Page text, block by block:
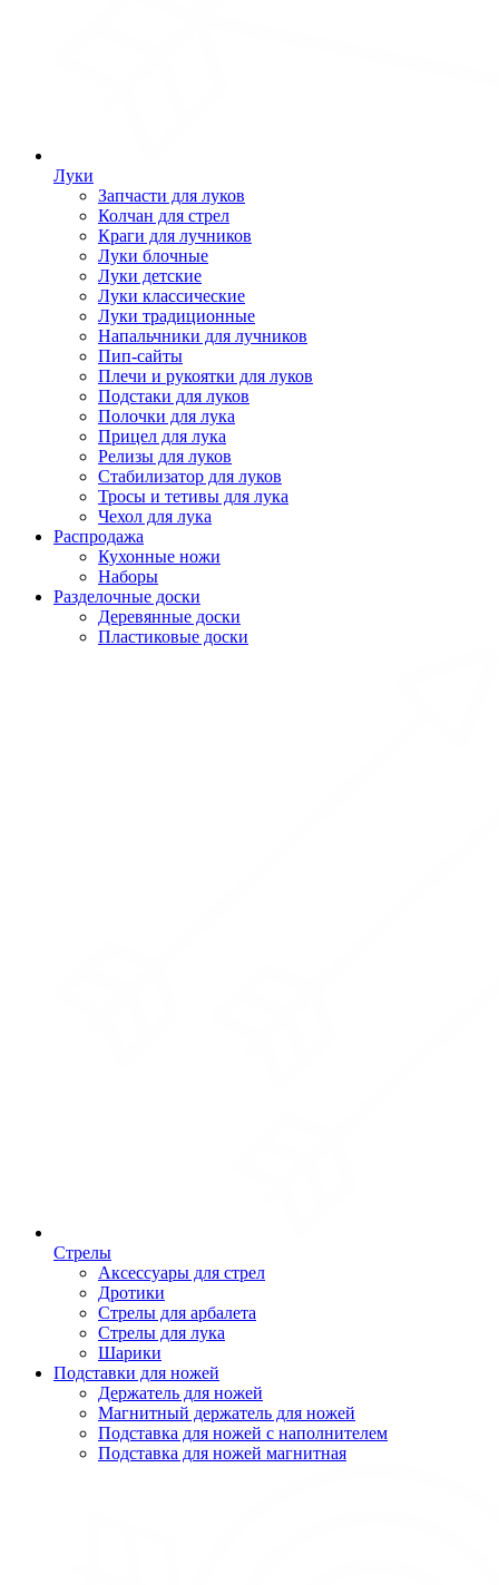
Луки
Запчасти для луков
Колчан для стрел
Краги для лучников
Луки блочные
Луки детские
Луки классические
Луки традиционные
Напальчники для лучников
Пип-сайты
Плечи и рукоятки для луков
Подстаки для луков
Полочки для лука
Прицел для лука
Релизы для луков
Стабилизатор для луков
Тросы и тетивы для лука
Чехол для лука
Распродажа
Кухонные ножи
Наборы
Разделочные доски
Деревянные доски
Пластиковые доски
Стрелы
Аксессуары для стрел
Дротики
Стрелы для арбалета
Стрелы для лука
Шарики
Подставки для ножей
Держатель для ножей
Магнитный держатель для ножей
Подставка для ножей с наполнителем
Подставка для ножей магнитная